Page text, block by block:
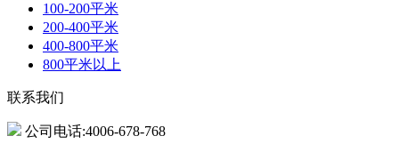
100-200平米
200-400平米
400-800平米
800平米以上
联系我们
公司电话:4006-678-768